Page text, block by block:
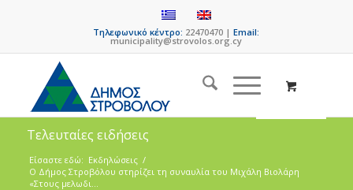
Τηλεφωνικό κέντρο: 22470470 |Email:
municipality@strovolos.org.cy
Τελευταίες ειδήσεις
Είσαστε εδώ: Εκδηλώσεις /
Ο Δήμος Στροβόλου στηρίζει τη συναυλία του Μιχάλη Βιολάρη
«Στους μελωδι...